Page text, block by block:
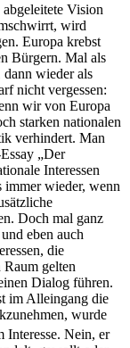
Vision
wird
Europa krebst
Bürgern. Mal als
dann wieder als
nicht vergessen:
wir von Europa
starken nationalen
verhindert. Man
„Der
Interessen
immer wieder, wenn
Doch mal ganz
eben auch
die
gelten
Dialog führen.
im Alleingang die
wurde
Interesse. Nein, er